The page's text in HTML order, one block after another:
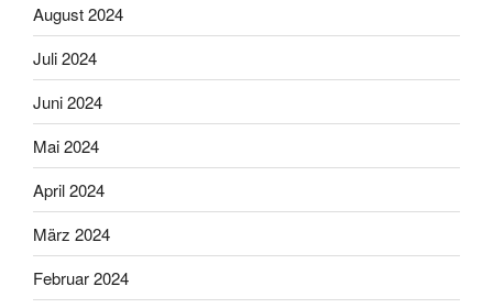
August 2024
Juli 2024
Juni 2024
Mai 2024
April 2024
März 2024
Februar 2024